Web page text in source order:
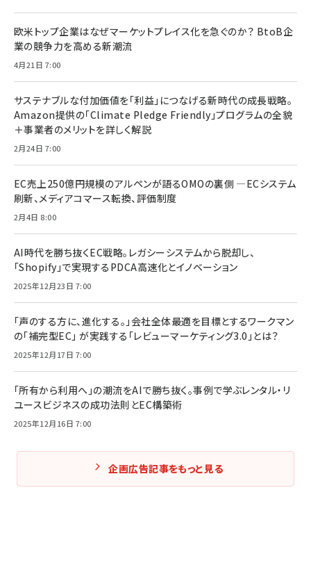
欧米トップ企業はなぜマーケットプレイス化を急ぐのか？ BtoB企
業の競争力を高める新潮流
4月21日 7:00
サステナブルな付加価値を「利益」につなげる新時代の成長戦略。
Amazon提供の「Climate Pledge Friendly」プログラムの全貌
＋事業者のメリットを詳しく解説
2月24日 7:00
EC売上250億円規模のアルペンが語るOMOの裏側 ―ECシステム
刷新、メディアコマース転換、評価制度
2月4日 8:00
AI時代を勝ち抜くEC戦略。レガシーシステムから脱却し、
「Shopify」で実現するPDCA高速化とイノベーション
2025年12月23日 7:00
「声のする方に、進化する。」会社全体最適を目標とするワークマン
の「補完型EC」 が実践する「レビューマーケティング3.0」とは？
2025年12月17日 7:00
「所有から利用へ」の潮流をAIで勝ち抜く。事例で学ぶレンタル・リ
ユースビジネスの成功法則とEC構築術
2025年12月16日 7:00
企画広告記事をもっと見る